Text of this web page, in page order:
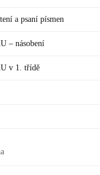
a psaní písmen
– násobení
v 1. třídě